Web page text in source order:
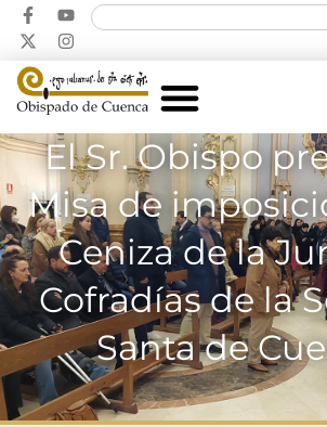
El Sr. Obispo
Misa de
Ceniza de la
Cofradías de la
Santa de